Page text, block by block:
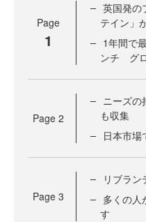
Page
1
英国発の
テイン」
1年間で
ンチ グ
Page 2
ニーズの
も収集
日本市場
Page 3
リブラ
多くの人
す